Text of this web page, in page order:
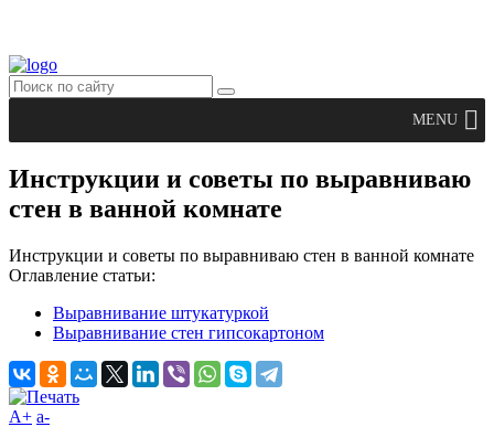
MENU
Инструкции и советы по выравниваю
стен в ванной комнате
Инструкции и советы по выравниваю стен в ванной комнате
Оглавление статьи:
Выравнивание штукатуркой
Выравнивание стен гипсокартоном
A+ а-